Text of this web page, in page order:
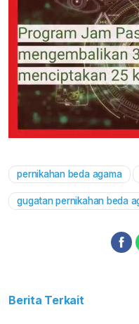
pernikahan beda agama
gugatan pernikahan beda
Berita Terkait